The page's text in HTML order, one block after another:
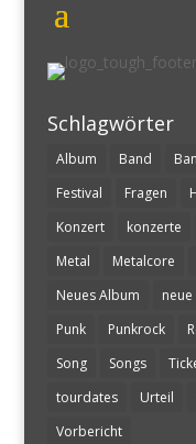
Schlagwörter
Album Band
Festival
Fragen
Konzert
konzerte
Metal
Metalcore
Neues Album
Punk
Punkrock
Song
Songs
tourdates
Urteil
Vorbericht